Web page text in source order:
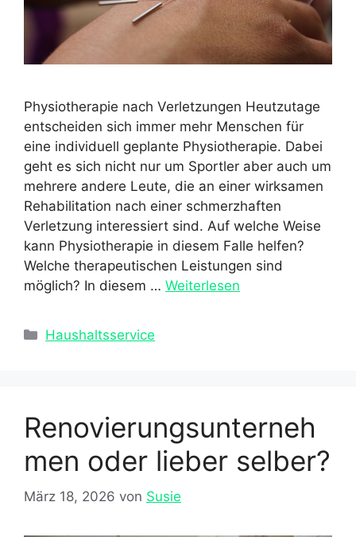
Physiotherapie nach Verletzungen Heutzutage
entscheiden sich immer mehr Menschen für
eine individuell geplante Physiotherapie. Dabei
geht es sich nicht nur um Sportler aber auch um
mehrere andere Leute, die an einer wirksamen
Rehabilitation nach einer schmerzhaften
Verletzung interessiert sind. Auf welche Weise
kann Physiotherapie in diesem Falle helfen?
Welche therapeutischen Leistungen sind
möglich? In diesem … Weiterlesen
Kategorien
Haushaltsservice
Renovierungsunterneh
men oder lieber selber?
März 18, 2026 von Susie